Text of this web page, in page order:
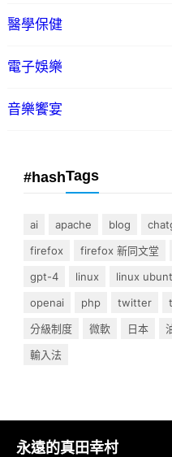
醫學保健
電子娛樂
音樂饗宴
#hashTags
ai apache blog
firefox
firefox 新同文堂
gpt-4
linux linux
openai
php twitter
分級制度
微軟 日本
輸入法
永遠的真田幸村